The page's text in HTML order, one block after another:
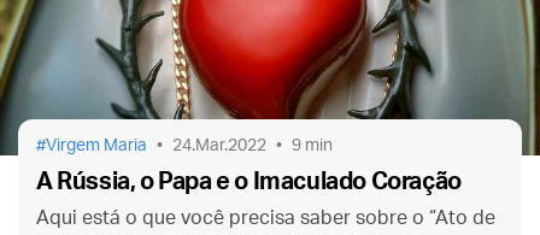
Virgem Maria 24.Mar.2022 9 min
A Rússia, o Papa e o Imaculado Coração
Aqui está o que você precisa saber sobre o “Ato de